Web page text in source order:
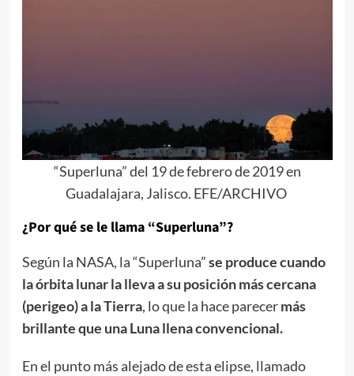
“Superluna” del 19 de febrero de 2019 en
Guadalajara, Jalisco. EFE/ARCHIVO
¿Por qué se le llama “Superluna”?
Según la NASA, la “Superluna”se produce cuando
la órbita lunar la lleva a su posición más cercana
(perigeo) a la Tierra, lo que la hace parecermás
brillante que una Luna llena convencional.
En el punto más alejado de esta elipse, llamado